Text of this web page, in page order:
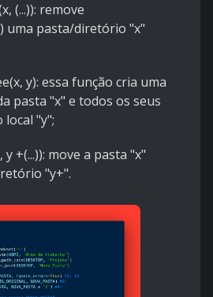
(...)): remove
uma pasta/diretório "x"
y): essa função cria uma
pasta "x" e todos os seus
"y";
+(...)): move a pasta "x"
"y+".